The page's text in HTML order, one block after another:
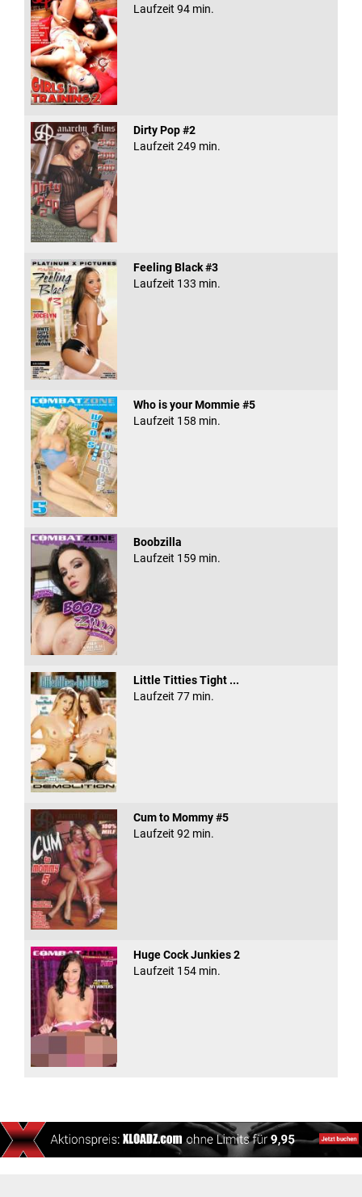
Laufzeit 94 min.
Dirty Pop #2
Laufzeit 249 min.
Feeling Black #3
Laufzeit 133 min.
Who is your Mommie #5
Laufzeit 158 min.
Boobzilla
Laufzeit 159 min.
Little Titties Tight ...
Laufzeit 77 min.
Cum to Mommy #5
Laufzeit 92 min.
Huge Cock Junkies 2
Laufzeit 154 min.